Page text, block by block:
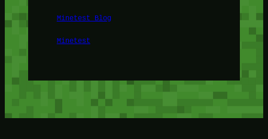
Minetest Blog
Minetest